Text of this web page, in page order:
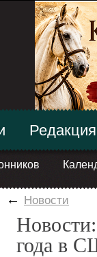
Редакция
← Новости
года в